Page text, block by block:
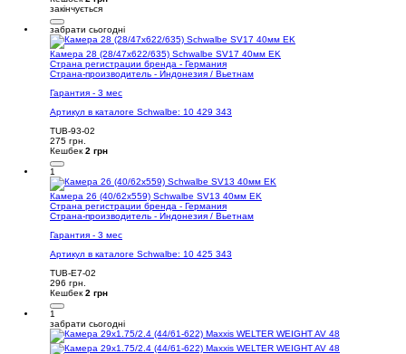
закінчується
забрати сьогодні
Камера 28 (28/47x622/635) Schwalbe SV17 40мм EK
Страна регистрации бренда - Германия
Страна-производитель - Индонезия / Вьетнам
Гарантия - 3 мес
Артикул в каталоге Schwalbe: 10 429 343
TUB-93-02
275 грн.
Кешбек 2 грн
1
Камера 26 (40/62x559) Schwalbe SV13 40мм EK
Страна регистрации бренда - Германия
Страна-производитель - Индонезия / Вьетнам
Гарантия - 3 мес
Артикул в каталоге Schwalbe: 10 425 343
TUB-E7-02
296 грн.
Кешбек 2 грн
1
забрати сьогодні